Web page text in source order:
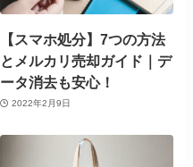
【スマホ処分】7つの方法
とメルカリ売却ガイド｜デ
ータ消去も安心！
2022年2月9日